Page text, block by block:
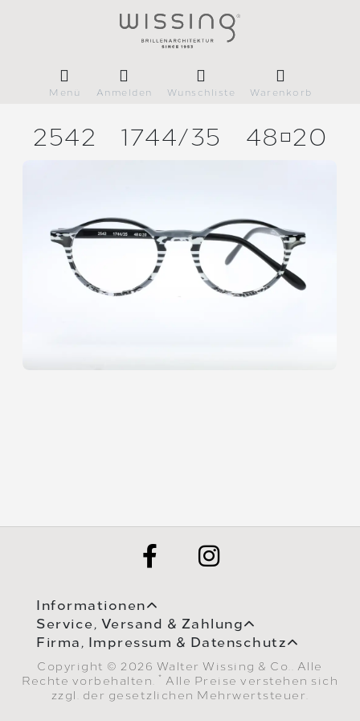
Menü Anmelden Wunschliste Warenkorb
2542 1744/35 4820
Informationen
Service, Versand & Zahlung
Firma, Impressum & Datenschutz
Copyright © 2026 Walter Wissing & Co.. Alle
Rechte vorbehalten.
* Alle Preise verstehen sich
zzgl. der gesetzlichen Mehrwertsteuer.